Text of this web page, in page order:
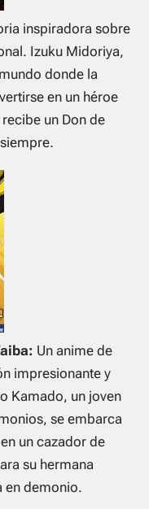
inspiradora sobre
Izuku Midoriya,
donde la
en un héroe
un Don de
Un anime de
impresionante y
Kamado, un joven
se embarca
un cazador de
su hermana
en demonio.